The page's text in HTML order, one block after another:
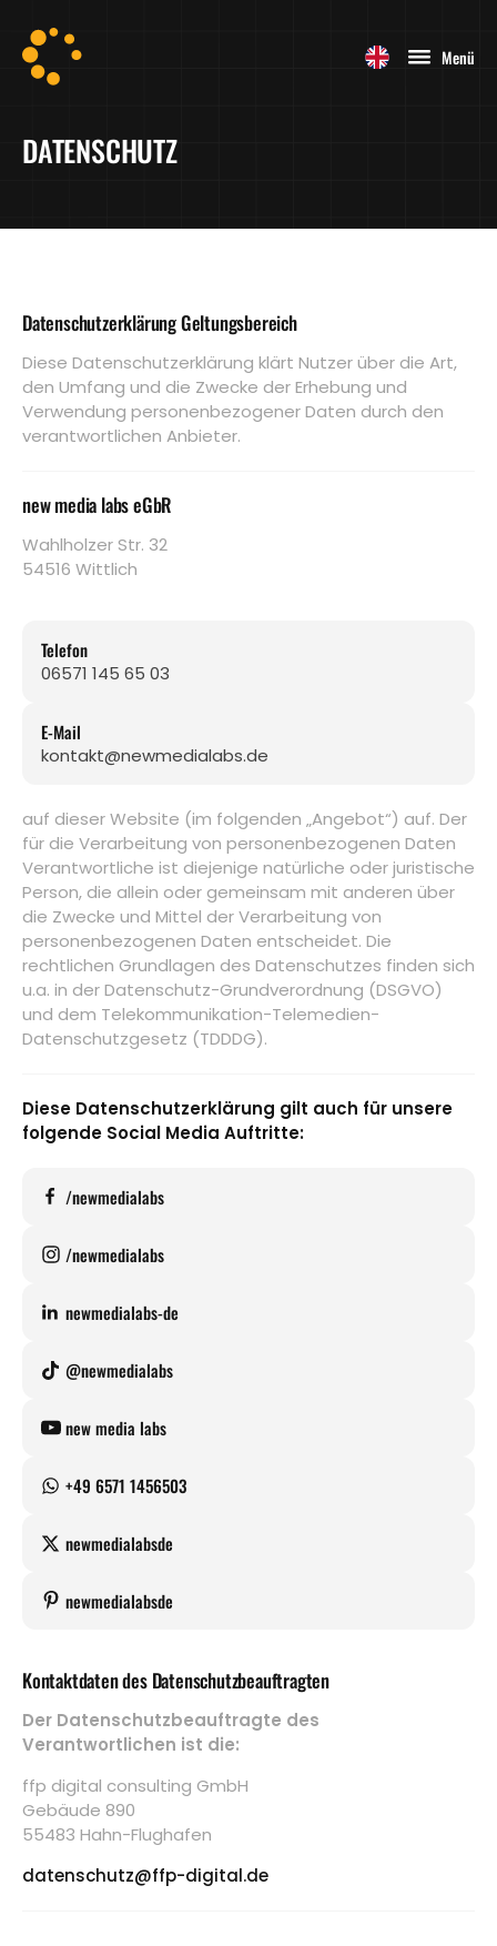
Menü
DATENSCHUTZ
Datenschutzerklärung Geltungsbereich
Diese Datenschutzerklärung klärt Nutzer über die Art,
den Umfang und die Zwecke der Erhebung und
Verwendung personenbezogener Daten durch den
verantwortlichen Anbieter.
new media labs eGbR
Wahlholzer Str. 32
54516 Wittlich
Telefon
06571 145 65 03
E-Mail
kontakt@newmedialabs.de
auf dieser Website (im folgenden „Angebot“) auf. Der
für die Verarbeitung von personenbezogenen Daten
Verantwortliche ist diejenige natürliche oder juristische
Person, die allein oder gemeinsam mit anderen über
die Zwecke und Mittel der Verarbeitung von
personenbezogenen Daten entscheidet. Die
rechtlichen Grundlagen des Datenschutzes finden sich
u.a. in der Datenschutz-Grundverordnung (DSGVO)
und dem Telekommunikation-Telemedien-
Datenschutzgesetz (TDDDG).
Diese Datenschutzerklärung gilt auch für unsere
folgende Social Media Auftritte:
/newmedialabs
/newmedialabs
newmedialabs-de
@newmedialabs
new media labs
+49 6571 1456503
newmedialabsde
newmedialabsde
Kontaktdaten des Datenschutzbeauftragten
Der Datenschutzbeauftragte des
Verantwortlichen ist die:
ffp digital consulting GmbH
Gebäude 890
55483 Hahn-Flughafen
datenschutz@ffp-digital.de